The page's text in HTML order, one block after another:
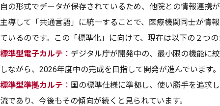
自の形式でデータが保存されているため、他院との情報連携
主導して「共通言語」に統一することで、医療機関同士が情
ているのです。この「標準化」に向けて、現在は以下の２つ
標準型電子カルテ ： デジタル庁が開発中の、最小限の機能に
しながら、2026年度中の完成を目指して開発が進んでいます。
標準型準拠カルテ ： 国の標準仕様に準拠し、使い勝手を追求
流であり、今後もその傾向が続くと見られています。